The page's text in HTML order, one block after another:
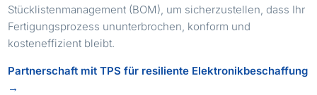
Stücklistenmanagement (BOM), um sicherzustellen, dass Ihr
Fertigungsprozess ununterbrochen, konform und
kosteneffizient bleibt.
Partnerschaft mit TPS für resiliente Elektronikbeschaffung
→